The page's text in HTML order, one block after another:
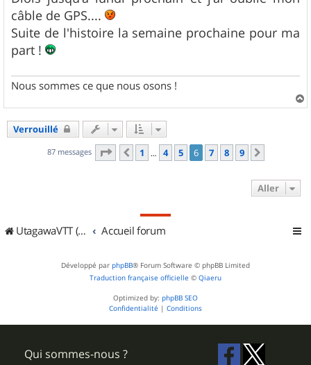
g
e
câble de GPS....
Suite de l'histoire la semaine prochaine pour ma
part !
Nous sommes ce que nous osons !
a
Verrouillé
87 messages Page 6sur 9
Précédent
1 … 4 5 6 7 8 9
Aller
UtagawaVTT (Randos VTT et VTTAE avec traces GPS) Accueil forum
Développé par phpBB® Forum Software © phpBB Limited
Traduction française officielle © Qiaeru
Optimized by: phpBB SEO
Confidentialité | Conditions
Qui sommes-nous ?